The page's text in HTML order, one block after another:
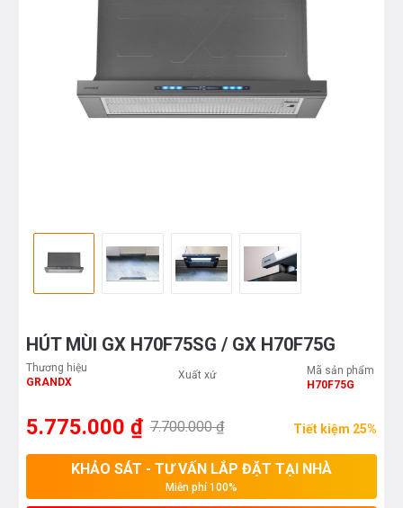
HÚT MÙI GX H70F75SG / GX H70F75G
Thương hiệu
GRANDX
Xuất xứ
Mã sản phẩm
H70F75G
5.775.000 ₫ 7.700.000 ₫ Tiết kiệm 25%
KHẢO SÁT - TƯ VẤN LẮP ĐẶT TẠI NHÀ
Miễn phí 100%